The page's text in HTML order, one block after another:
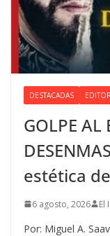
DESTACADAS
GOLPE
estética
6 agosto, 2026 El
Por: Miguel A.